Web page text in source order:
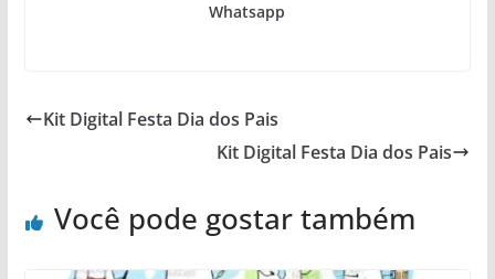
Whatsapp
Kit Digital Festa Dia dos Pais
Kit Digital Festa Dia dos Pais
Você pode gostar também